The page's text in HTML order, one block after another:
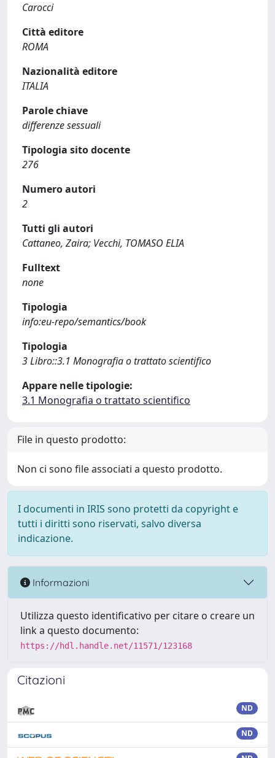
Carocci
Città editore
ROMA
Nazionalità editore
ITALIA
Parole chiave
differenze sessuali
Tipologia sito docente
276
Numero autori
2
Tutti gli autori
Cattaneo, Zaira; Vecchi, TOMASO ELIA
Fulltext
none
Tipologia
info:eu-repo/semantics/book
Tipologia
3 Libro::3.1 Monografia o trattato scientifico
Appare nelle tipologie:
3.1 Monografia o trattato scientifico
File in questo prodotto:
Non ci sono file associati a questo prodotto.
I documenti in IRIS sono protetti da copyright e
tutti i diritti sono riservati, salvo diversa
indicazione.
Informazioni
Utilizza questo identificativo per citare o creare un
link a questo documento:
https://hdl.handle.net/11571/123168
Citazioni
ND
ND